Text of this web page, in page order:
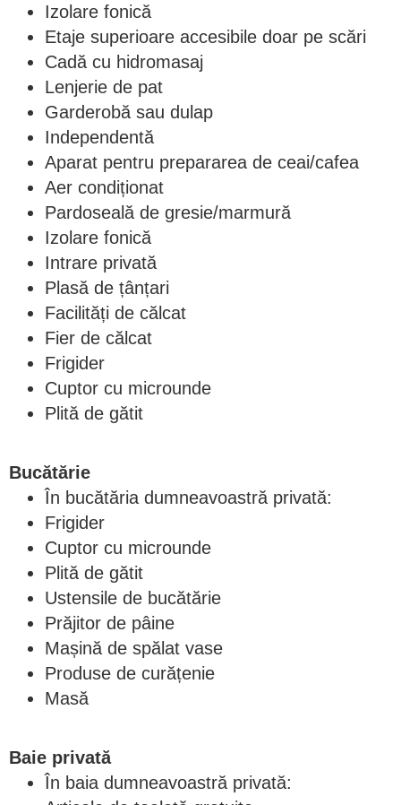
Izolare fonică
Etaje superioare accesibile doar pe scări
Cadă cu hidromasaj
Lenjerie de pat
Garderobă sau dulap
Independentă
Aparat pentru prepararea de ceai/cafea
Aer condiționat
Pardoseală de gresie/marmură
Izolare fonică
Intrare privată
Plasă de țânțari
Facilități de călcat
Fier de călcat
Frigider
Cuptor cu microunde
Plită de gătit
Bucătărie
În bucătăria dumneavoastră privată:
Frigider
Cuptor cu microunde
Plită de gătit
Ustensile de bucătărie
Prăjitor de pâine
Mașină de spălat vase
Produse de curățenie
Masă
Baie privată
În baia dumneavoastră privată: